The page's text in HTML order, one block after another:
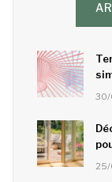
30/
25/